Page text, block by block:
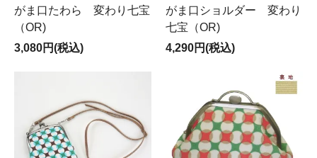
がま口たわら 変わり七宝
（OR)
3,080円(税込)
がま口ショルダー 変わり
七宝（OR)
4,290円(税込)